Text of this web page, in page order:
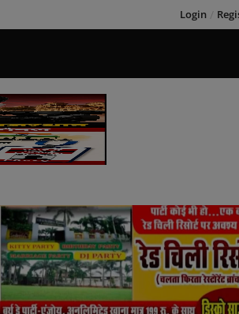
Login /